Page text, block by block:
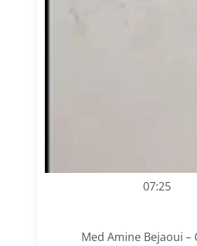
07:25
Med Amine Bejaoui –